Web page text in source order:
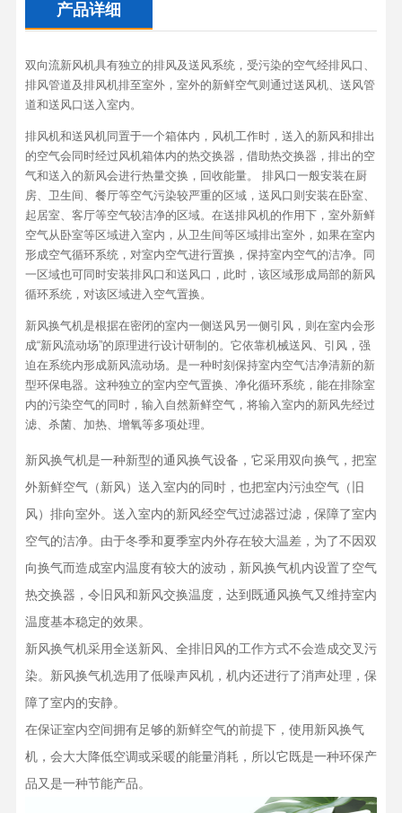
产品详细
双向流新风机具有独立的排风及送风系统，受污染的空气经排风口、
排风管道及排风机排至室外，室外的新鲜空气则通过送风机、送风管
道和送风口送入室内。
排风机和送风机同置于一个箱体内，风机工作时，送入的新风和排出
的空气会同时经过风机箱体内的热交换器，借助热交换器，排出的空
气和送入的新风会进行热量交换，回收能量。 排风口一般安装在厨
房、卫生间、餐厅等空气污染较严重的区域，送风口则安装在卧室、
起居室、客厅等空气较洁净的区域。在送排风机的作用下，室外新鲜
空气从卧室等区域进入室内，从卫生间等区域排出室外，如果在室内
形成空气循环系统，对室内空气进行置换，保持室内空气的洁净。同
一区域也可同时安装排风口和送风口，此时，该区域形成局部的新风
循环系统，对该区域进入空气置换。
新风换气机是根据在密闭的室内一侧送风另一侧引风，则在室内会形
成“新风流动场”的原理进行设计研制的。它依靠机械送风、引风，强
迫在系统内形成新风流动场。是一种时刻保持室内空气洁净清新的新
型环保电器。这种独立的室内空气置换、净化循环系统，能在排除室
内的污染空气的同时，输入自然新鲜空气，将输入室内的新风先经过
滤、杀菌、加热、增氧等多项处理。
新风换气机是一种新型的通风换气设备，它采用双向换气，把室
外新鲜空气（新风）送入室内的同时，也把室内污浊空气（旧
风）排向室外。送入室内的新风经空气过滤器过滤，保障了室内
空气的洁净。由于冬季和夏季室内外存在较大温差，为了不因双
向换气而造成室内温度有较大的波动，新风换气机内设置了空气
热交换器，令旧风和新风交换温度，达到既通风换气又维持室内
温度基本稳定的效果。
新风换气机采用全送新风、全排旧风的工作方式不会造成交叉污
染。新风换气机选用了低噪声风机，机内还进行了消声处理，保
障了室内的安静。
在保证室内空间拥有足够的新鲜空气的前提下，使用新风换气
机，会大大降低空调或采暖的能量消耗，所以它既是一种环保产
品又是一种节能产品。